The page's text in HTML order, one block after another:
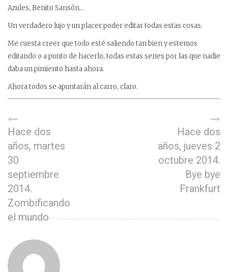
Azules, Benito Sansón…
Un verdadero lujo y un placer poder editar todas estas cosas.
Me cuesta creer que todo esté saliendo tan bien y estemos
editando o a punto de hacerlo, todas estas series por las que nadie
daba un pimiento hasta ahora.
Ahora todos se apuntarán al carro, claro.
Hace dos
años, martes
30
septiembre
2014.
Zombificando
el mundo
Hace dos
años, jueves 2
octubre 2014.
Bye bye
Frankfurt